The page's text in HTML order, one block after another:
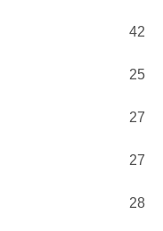
42
25
27
27
28